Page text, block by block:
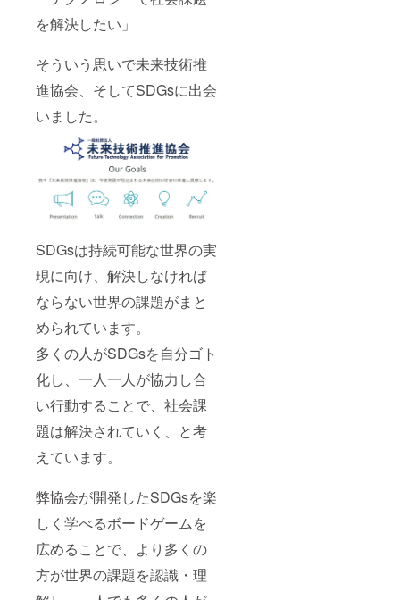
を解決したい」
そういう思いで未来技術推
進協会、そしてSDGsに出会
いました。
SDGsは持続可能な世界の実
現に向け、解決しなければ
ならない世界の課題がまと
められています。
多くの人がSDGsを自分ゴト
化し、一人一人が協力し合
い行動することで、社会課
題は解決されていく、と考
えています。
弊協会が開発したSDGsを楽
しく学べるボードゲームを
広めることで、より多くの
方が世界の課題を認識・理